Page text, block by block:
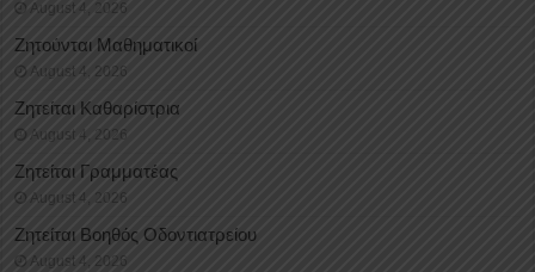
August 4, 2026
Ζητούνται Μαθηματικοί
August 4, 2026
Ζητείται Καθαρίστρια
August 4, 2026
Ζητείται Γραμματέας
August 4, 2026
Ζητείται Βοηθός Οδοντιατρείου
August 4, 2026